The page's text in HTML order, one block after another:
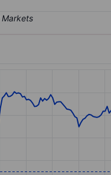
Data ranges from